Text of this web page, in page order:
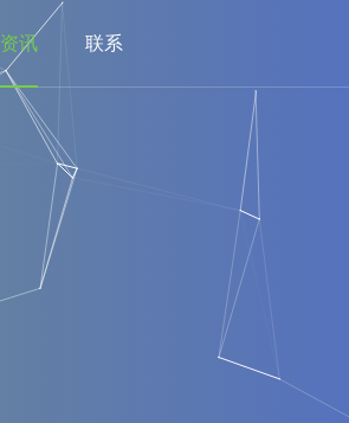
资讯 联系